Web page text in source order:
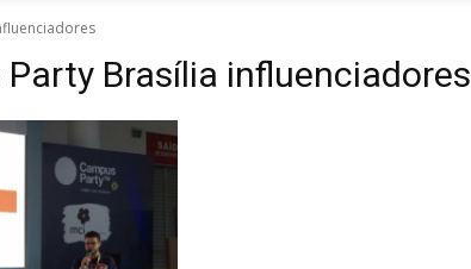
Party Brasília influenciadores